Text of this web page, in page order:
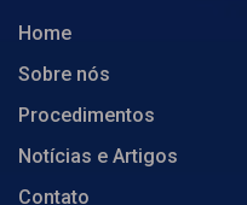
Home
Sobre nós
Procedimentos
Notícias e Artigos
Contato